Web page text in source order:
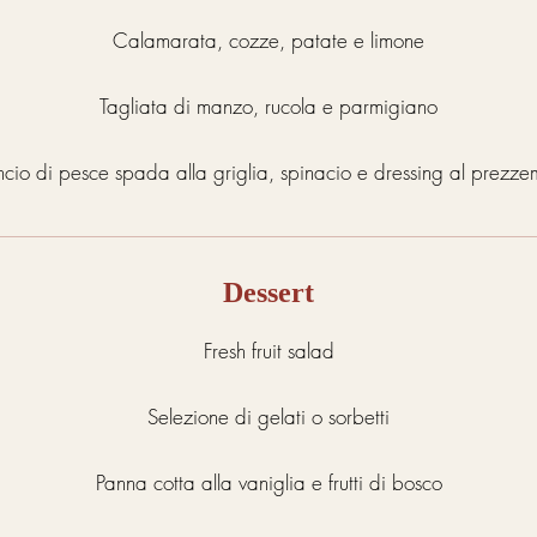
Calamarata, cozze, patate e limone
Tagliata di manzo, rucola e parmigiano
di pesce spada alla griglia, spinacio e dressing al
Dessert
Fresh fruit salad
Selezione di gelati o sorbetti
Panna cotta alla vaniglia e frutti di bosco